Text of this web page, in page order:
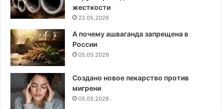
жесткости
22.05.2026
А почему ашваганда запрещена в
России
05.05.2026
Создано новое лекарство против
мигрени
05.05.2026